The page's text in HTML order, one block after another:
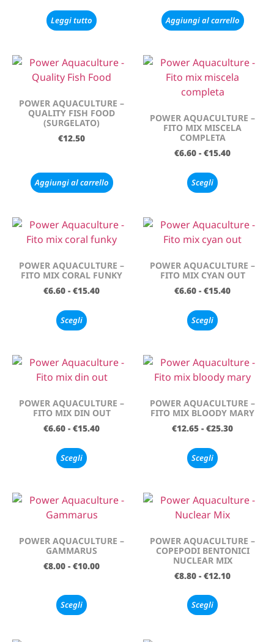
Leggi tutto Aggiungi al carrello
POWER AQUACULTURE –
QUALITY FISH FOOD
(SURGELATO)
€12.50
Aggiungi al carrello
POWER AQUACULTURE –
FITO MIX MISCELA
COMPLETA
€6.60 - €15.40
Scegli
POWER AQUACULTURE –
FITO MIX CORAL FUNKY
€6.60 - €15.40
Scegli
POWER AQUACULTURE –
FITO MIX CYAN OUT
€6.60 - €15.40
Scegli
POWER AQUACULTURE –
FITO MIX DIN OUT
€6.60 - €15.40
Scegli
POWER AQUACULTURE –
FITO MIX BLOODY MARY
€12.65 - €25.30
Scegli
POWER AQUACULTURE –
GAMMARUS
€8.00 - €10.00
Scegli
POWER AQUACULTURE –
COPEPODI BENTONICI
NUCLEAR MIX
€8.80 - €12.10
Scegli